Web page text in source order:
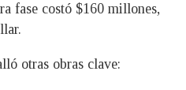
fase costó $160 millones,
otras obras clave: